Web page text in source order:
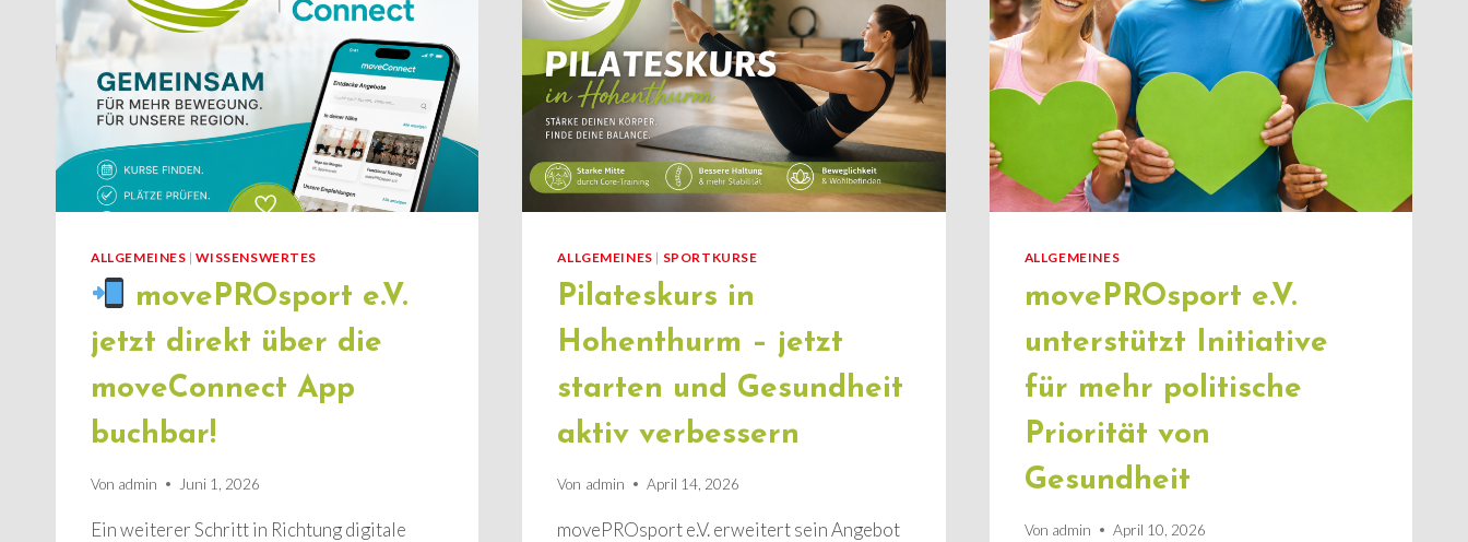
ALLGEMEINES |WISSENSWERTES
movePROsport e.V.
jetzt direkt über die
moveConnect App
buchbar!
Von admin Juni 1, 2026
Ein weiterer Schritt in Richtung digitale
ALLGEMEINES | SPORTKURSE
Pilateskurs in
Hohenthurm – jetzt
starten und Gesundheit
aktiv verbessern
Von admin April 14, 2026
movePROsport e.V. erweitert sein Angebot
ALLGEMEINES
movePROsport e.V.
unterstützt Initiative
für mehr politische
Priorität von
Gesundheit
Von admin April 10, 2026